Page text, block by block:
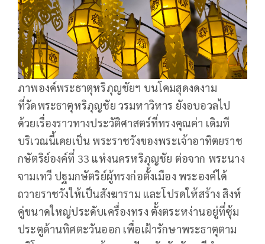
ภาพองค์พระธาตุหริภุญชัยฯ บนโคมสุดงดงาม
ที่วัดพระธาตุหริภุญชัย วรมหาวิหาร ยังอบอวลไป
ด้วยเรื่องราวทางประวัติศาสตร์ที่ทรงคุณค่า เดิมที
บริเวณนี้เคยเป็น พระราชวังของพระเจ้าอาทิตยราช
กษัตริย์องค์ที่ 33 แห่งนครหริภุญชัย ต่อจาก พระนาง
จามเทวี ปฐมกษัตริย์ผู้ทรงก่อตั้งเมือง พระองค์ได้
ถวายราชวังให้เป็นสังฆาราม และโปรดให้สร้าง สิงห์
คู่ขนาดใหญ่ประดับเครื่องทรง ตั้งตระหง่านอยู่ที่ซุ้ม
ประตูด้านทิศตะวันออก เพื่อเฝ้ารักษาพระธาตุตาม